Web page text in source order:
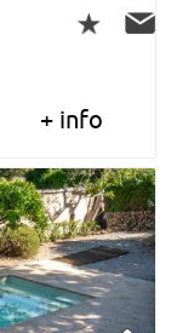
+ info